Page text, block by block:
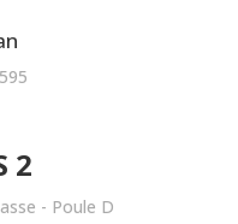
2
- Poule D